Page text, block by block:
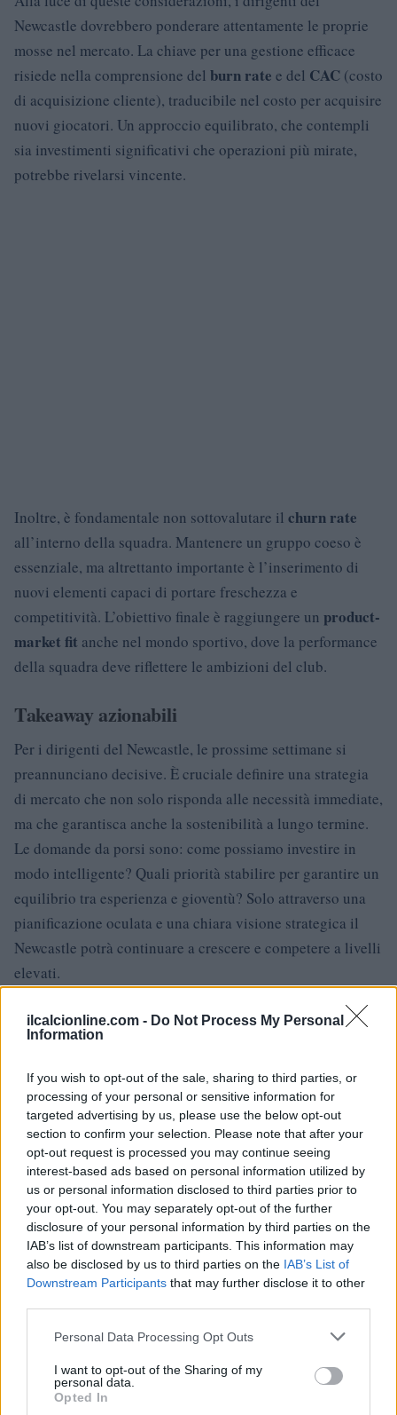
ilcalcionline.com - Do Not Process My Personal
Information
If you wish to opt-out of the sale, sharing to third parties, or
processing of your personal or sensitive information for
targeted advertising by us, please use the below opt-out
section to confirm your selection. Please note that after your
opt-out request is processed you may continue seeing
interest-based ads based on personal information utilized by
us or personal information disclosed to third parties prior to
your opt-out. You may separately opt-out of the further
disclosure of your personal information by third parties on the
IAB’s list of downstream participants. This information may
also be disclosed by us to third parties on the IAB’s List of
Downstream Participants that may further disclose it to other
Please note that this website/app uses one or more Google
not limited to your visit or usage behaviour. You may click to
grant or deny consent to Google and its third-party tags to
use your data for below specified purposes in below Google
Personal Data Processing Opt Outs
I want to opt-out of the Sharing of my
personal data.
Opted In
Newcastle dovrebbero ponderare attentamente le proprie
mosse nel mercato. La chiave per una gestione efficace
risiede nella comprensione del burn rate e del CAC (costo
di acquisizione cliente), traducibile nel costo per acquisire
nuovi giocatori. Un approccio equilibrato, che contempli
sia investimenti significativi che operazioni più mirate,
potrebbe rivelarsi vincente.
Inoltre, è fondamentale non sottovalutare il churn rate
all’interno della squadra. Mantenere un gruppo coeso è
essenziale, ma altrettanto importante è l’inserimento di
nuovi elementi capaci di portare freschezza e
competitività. L’obiettivo finale è raggiungere un product-
market fit anche nel mondo sportivo, dove la performance
della squadra deve riflettere le ambizioni del club.
Takeaway azionabili
Per i dirigenti del Newcastle, le prossime settimane si
preannunciano decisive. È cruciale definire una strategia
di mercato che non solo risponda alle necessità immediate,
ma che garantisca anche la sostenibilità a lungo termine.
Le domande da porsi sono: come possiamo investire in
modo intelligente? Quali priorità stabilire per garantire un
equilibrio tra esperienza e gioventù? Solo attraverso una
pianificazione oculata e una chiara visione strategica il
Newcastle potrà continuare a crescere e competere a livelli
elevati.